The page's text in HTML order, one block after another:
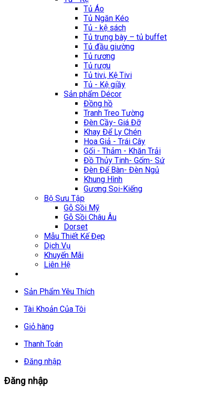
Tủ Áo
Tủ Ngăn Kéo
Tủ - kệ sách
Tủ trưng bày – tủ buffet
Tủ đầu giường
Tủ rương
Tủ rượu
Tủ tivi, Kệ Tivi
Tủ - Kệ giầy
Sản phẩm Décor
Đồng hồ
Tranh Treo Tường
Đèn Cầy- Giá Đỡ
Khay Để Ly Chén
Hoa Giả - Trái Cây
Gối - Thảm - Khăn Trải
Đồ Thủy Tinh- Gốm- Sứ
Đèn Để Bàn- Đèn Ngủ
Khung Hình
Gương Soi-Kiếng
Bộ Sưu Tập
Gỗ Sồi Mỹ
Gỗ Sồi Châu Âu
Dorset
Mẫu Thiết Kế Đẹp
Dịch Vụ
Khuyến Mãi
Liên Hệ
Sản Phẩm Yêu Thích
Tài Khoản Của Tôi
Giỏ hàng
Thanh Toán
Đăng nhập
Đăng nhập